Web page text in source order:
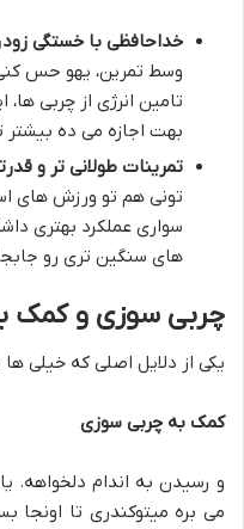
خداحافظی با خستگی
وسط تمرین، یهو حس
تامین انرژی از چربی
بهت اجازه می ده بیشتر
تمرینات طولانی تر و
تونی هم تو ورزش های
سواری عملکرد بهتری
های سنگین تری رو
چربی سوزی و کمک
یکی از دلایل اصلی که خیلی
کمک به چربی سوزی
و رسیدن به اندام دلخواهه.
می بره میتوکندری تا